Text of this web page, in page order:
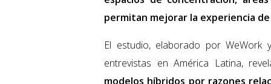
permitan mejorar la experiencia
El estudio, elaborado por
entrevistas en América Latina,
modelos híbridos por razones